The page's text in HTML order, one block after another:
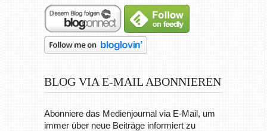
BLOG VIA E-MAIL ABONNIEREN
Abonniere das Medienjournal via E-Mail, um
immer über neue Beiträge informiert zu